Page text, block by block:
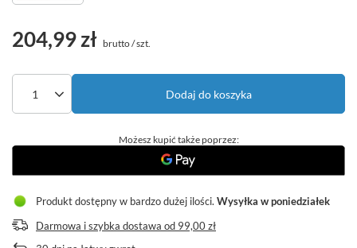
204,99 zł brutto/szt.
Dodaj do koszyka
Możesz kupić także poprzez:
Produkt dostępny w bardzo dużej ilości Wysyłka w poniedziałek
Darmowa i szybka dostawa od 99,00 zł